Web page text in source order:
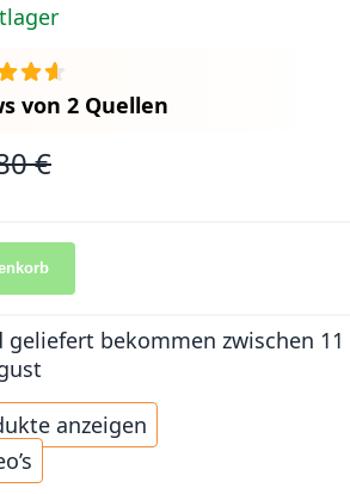
von 2 Quellen
€
geliefert bekommen zwischen 11
anzeigen